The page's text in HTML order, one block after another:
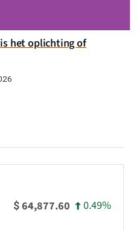
het oplichting of
$64,877.60 0.49%